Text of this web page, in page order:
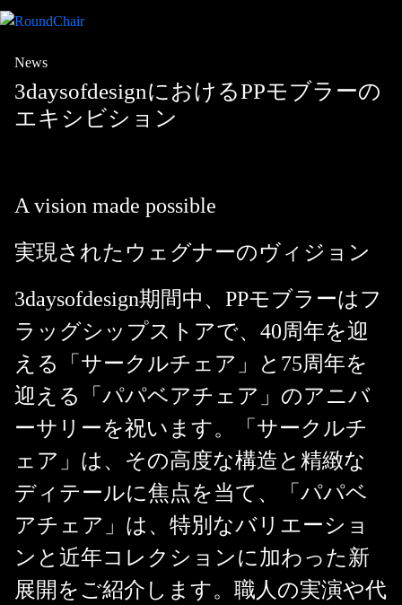
News
3daysofdesignにおけるPPモブラーの
エキシビション
A vision made possible
実現されたウェグナーのヴィジョン
3daysofdesign期間中、PPモブラーはフ
ラッグシップストアで、40周年を迎
える「サークルチェア」と75周年を
迎える「パパベアチェア」のアニバ
ーサリーを祝います。「サークルチ
ェア」は、その高度な構造と精緻な
ディテールに焦点を当て、「パパベ
アチェア」は、特別なバリエーショ
ンと近年コレクションに加わった新
展開をご紹介します。職人の実演や代